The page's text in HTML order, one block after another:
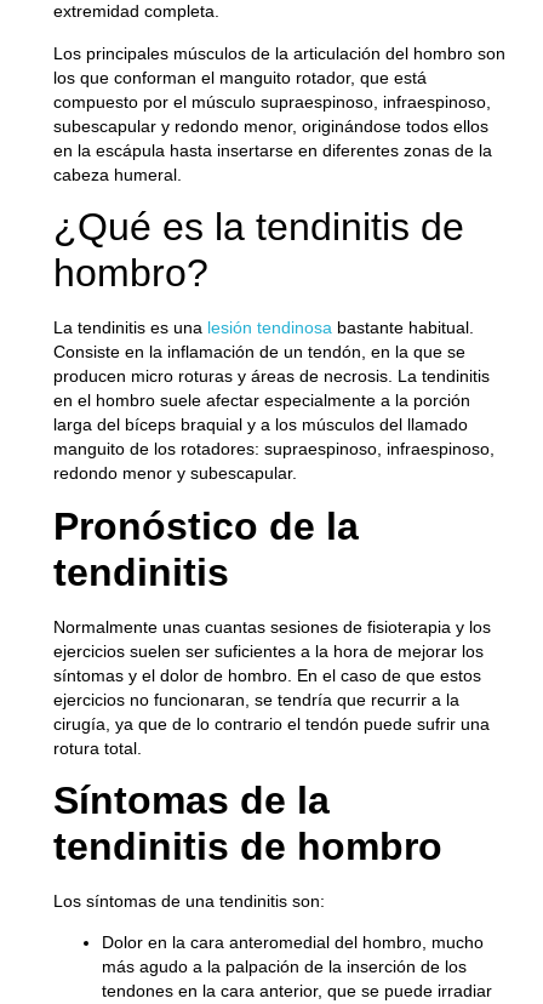
extremidad completa.
Los principales músculos de la articulación del hombro son
los que conforman el manguito rotador, que está
compuesto por el músculo supraespinoso, infraespinoso,
subescapular y redondo menor, originándose todos ellos
en la escápula hasta insertarse en diferentes zonas de la
cabeza humeral.
¿Qué es la tendinitis de
hombro?
La tendinitis es una lesión tendinosabastante habitual.
Consiste en la inflamación de un tendón, en la que se
producen micro roturas y áreas de necrosis. La tendinitis
en el hombro suele afectar especialmente a la porción
larga del bíceps braquial y a los músculos del llamado
manguito de los rotadores: supraespinoso, infraespinoso,
redondo menor y subescapular.
Pronóstico de la
tendinitis
Normalmente unas cuantas sesiones de fisioterapia y los
ejercicios suelen ser suficientes a la hora de mejorar los
síntomas y el dolor de hombro. En el caso de que estos
ejercicios no funcionaran, se tendría que recurrir a la
cirugía, ya que de lo contrario el tendón puede sufrir una
rotura total.
Síntomas de la
tendinitis de hombro
Los síntomas de una tendinitis son:
Dolor en la cara anteromedial del hombro, mucho
más agudo a la palpación de la inserción de los
tendones en la cara anterior, que se puede irradiar